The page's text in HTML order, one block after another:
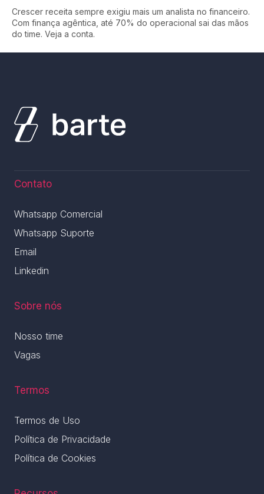
Crescer receita sempre exigiu mais um analista no financeiro.
Com finança agêntica, até 70% do operacional sai das mãos
do time. Veja a conta.
Contato
Whatsapp Comercial
Whatsapp Suporte
Email
Linkedin
Sobre nós
Nosso time
Vagas
Termos
Termos de Uso
Política de Privacidade
Política de Cookies